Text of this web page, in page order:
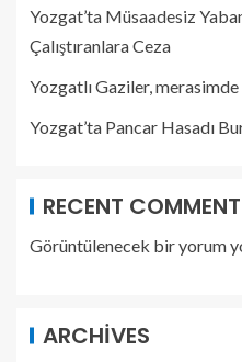
Yozgat’ta Müsaadesiz
Çalıştıranlara Ceza
Yozgatlı Gaziler,
Yozgat’ta Pancar Hasadı
RECENT
Görüntülenecek bir yorum
ARCHIVES